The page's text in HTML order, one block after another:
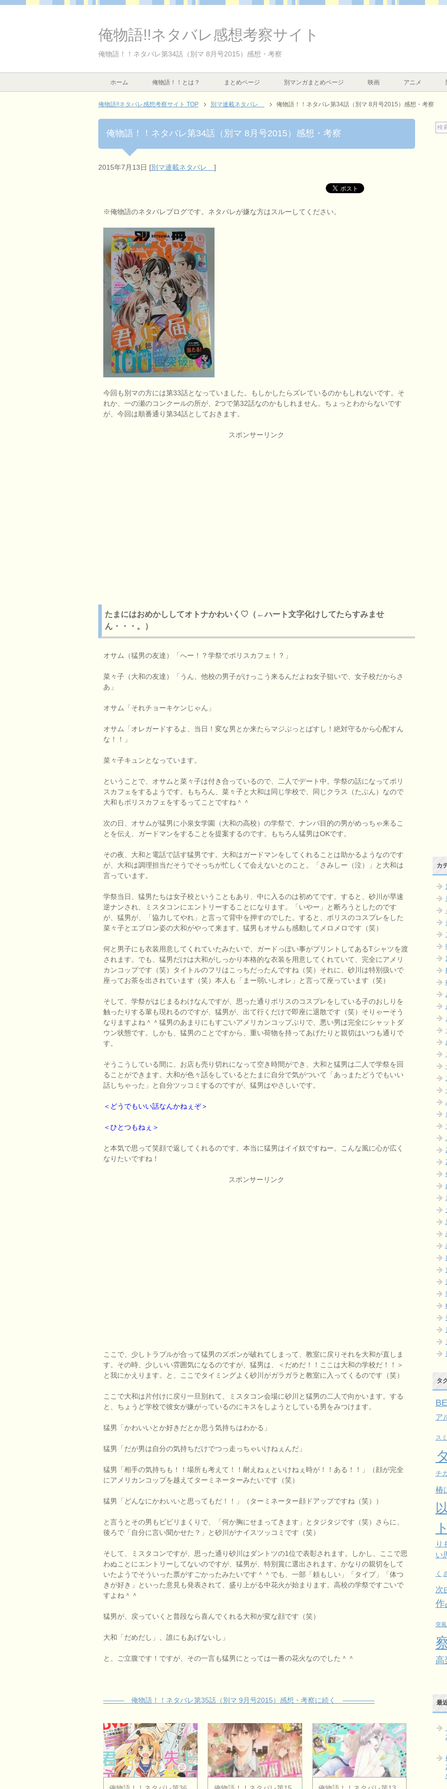
俺物語!!ネタバレ感想考察サイト
俺物語！！ネタバレ第34話（別マ 8月号2015）感想・考察
ホーム 俺物語！！とは？ まとめページ 別マンガまとめページ 映画 アニメ
俺物語!!ネタバレ感想考察サイト TOP 別マ連載ネタバレ 俺物語！！ネタバレ第34話（別マ 8月号2015）感想・考察
俺物語！！ネタバレ第34話（別マ 8月号2015）感想・考察
2015年7月13日 [別マ連載ネタバレ ]
※俺物語のネタバレブログです。ネタバレが嫌な方はスルーしてください。
今回も別マの方には第33話となっていました。もしかしたらズレているのかもしれないです。そ
れか、一の瀬のコンクールの所が、2つで第32話なのかもしれません。ちょっとわからないです
が、今回は順番通り第34話としておきます。
スポンサーリンク
たまにはおめかししてオトナかわいく♡（←ハート文字化けしてたらすみませ
ん・・・。）
オサム（猛男の友達）「へー！？学祭でポリスカフェ！？」
菜々子（大和の友達）「うん、他校の男子がけっこう来るんだよね女子狙いで、女子校だからさ
あ」
オサム「それチョーキケンじゃん」
オサム「オレガードするよ、当日！変な男とか来たらマジぶっとばすし！絶対守るから心配すん
な！！」
菜々子キュンとなっています。
ということで、オサムと菜々子は付き合っているので、二人でデート中。学祭の話になってポリ
スカフェをするようです。もちろん、菜々子と大和は同じ学校で、同じクラス（たぶん）なので
大和もポリスカフェをするってことですね＾＾
次の日、オサムが猛男に小泉女学園（大和の高校）の学祭で、ナンパ目的の男がめっちゃ来るこ
とを伝え、ガードマンをすることを提案するのです。もちろん猛男はOKです。
その夜、大和と電話で話す猛男です。大和はガードマンをしてくれることは助かるようなのです
が、大和は調理担当だそうでそっちが忙しくて会えないとのこと。「さみしー（泣）」と大和は
言っています。
学祭当日、猛男たちは女子校ということもあり、中に入るのは初めてです。すると、砂川が早速
逆ナンされ、ミスタコンにエントリーすることになります。「いやー」と断ろうとしたのです
が、猛男が、「協力してやれ」と言って背中を押すのでした。すると、ポリスのコスプレをした
菜々子とエプロン姿の大和がやって来ます。猛男もオサムも感動してメロメロです（笑）
何と男子にも衣装用意してくれていたみたいで、ガードっぽい事がプリントしてあるTシャツを渡
されます。でも、猛男だけは大和がしっかり本格的な衣装を用意してくれていて、完全にアメリ
カンコップです（笑）タイトルのフリはこっちだったんですね（笑）それに、砂川は特別扱いで
座ってお茶を出されています（笑）本人も「まー弱いしオレ」と言って座っています（笑）
そして、学祭がはじまるわけなんですが、思った通りポリスのコスプレをしている子のおしりを
触ったりする輩も現れるのですが、猛男が、出て行くだけで即座に退散です（笑）そりゃーそう
なりますよね＾＾猛男のあまりにもすごいアメリカンコップぶりで、悪い男は完全にシャットダ
ウン状態です。しかも、猛男のことですから、重い荷物を持ってあげたりと親切はいつも通りで
す。
そうこうしている間に、お店も売り切れになって空き時間ができ、大和と猛男は二人で学祭を回
ることができます。大和が色々話をしているとたまに自分で気がついて「あっまたどうでもいい
話しちゃった」と自分ツッコミするのですが、猛男はやさしいです。
＜どうでもいい話なんかねぇぞ＞
＜ひとつもねぇ＞
と本気で思って笑顔で返してくれるのです。本当に猛男はイイ奴ですねー。こんな風に心が広く
なりたいですね！
スポンサーリンク
ここで、少しトラブルが合って猛男のズボンが破れてしまって、教室に戻りそれを大和が直しま
す。その時、少しいい雰囲気になるのですが、猛男は、＜だめだ！！ここは大和の学校だ！！＞
と我にかえります。と、ここでタイミングよく砂川がガラガラと教室に入ってくるのです（笑）
ここで大和は片付けに戻り一旦別れて、ミスタコン会場に砂川と猛男の二人で向かいます。する
と、ちょうど学校で彼女が嫌がっているのにキスをしようとしている男をみつけます。
猛男「かわいいとか好きだとか思う気持ちはわかる」
猛男「だが男は自分の気持ちだけでつっ走っちゃいけねぇんだ」
猛男「相手の気持ちも！！場所も考えて！！耐えねぇといけねぇ時が！！ある！！」（顔が完全
にアメリカンコップを越えてターミネーターみたいです（笑）
猛男「どんなにかわいいと思ってもだ！！」（ターミネーター顔ドアップですね（笑））
と言うとその男もビビリまくりで、「何か胸にせまってきます」とタジタジです（笑）さらに、
後ろで「自分に言い聞かせた？」と砂川がナイスツッコミです（笑）
そして、ミスタコンですが、思った通り砂川はダントツの1位で表彰されます。しかし、ここで思
わぬことにエントリーしてないのですが、猛男が、特別賞に選出されます。かなりの親切をして
いたようでそういった票がすごかったみたいです＾＾でも、一部「頼もしい」「タイプ」「体つ
きが好き」といった意見も発表されて、盛り上がる中花火が始まります。高校の学祭ですごいで
すよね＾＾
猛男が、戻っていくと普段なら喜んでくれる大和が変な顔です（笑）
大和「だめだし」、誰にもあげないし」
と、ご立腹です！ですが、その一言も猛男にとっては一番の花火なのでした＾＾
——— 俺物語！！ネタバレ第35話（別マ 9月号2015）感想・考察に続く ————–
カ
タ
ア
ス
チ
椿
ト
り
い
く
次
作
突
高
最